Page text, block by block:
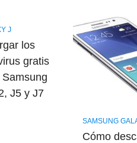
J
los
gratis
J5 y J7
SAMSUNG
Cómo